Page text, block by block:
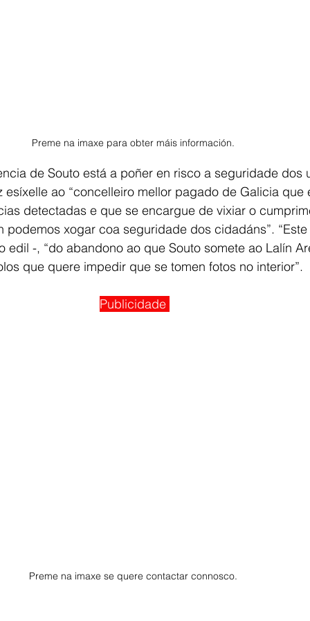
Preme na imaxe para obter máis información.
de Souto está a poñer en risco a seguridade dos
esíxelle ao “concelleiro mellor pagado de Galicia que
detectadas e que se encargue de vixiar o
podemos xogar coa seguridade dos cidadáns”.
edil -, “do abandono ao que Souto somete ao Lalín
que quere impedir que se tomen fotos no interior”.
Publicidade
Preme na imaxe se quere contactar connosco.